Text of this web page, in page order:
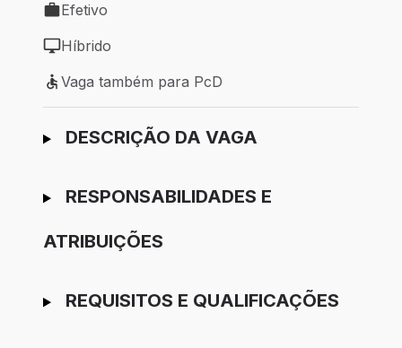
Tipo de vaga: Efetivo
Efetivo
Modelo de trabalho: Híbrido
Híbrido
Vaga também para PcD
Vaga também para PcD
Ir para candidatura
DESCRIÇÃO DA VAGA
RESPONSABILIDADES E
ATRIBUIÇÕES
REQUISITOS E QUALIFICAÇÕES